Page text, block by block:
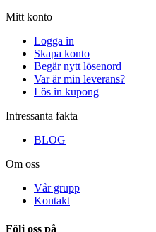
Mitt konto
Logga in
Skapa konto
Begär nytt lösenord
Var är min leverans?
Lös in kupong
Intressanta fakta
BLOG
Om oss
Vår grupp
Kontakt
Följ oss på